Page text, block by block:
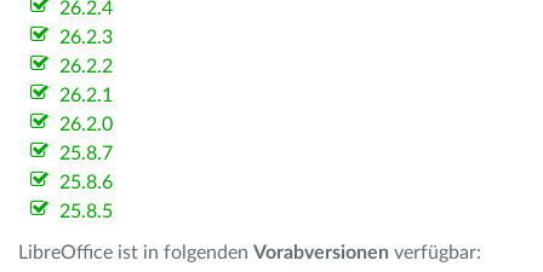
26.2.4
26.2.3
26.2.2
26.2.1
26.2.0
25.8.7
25.8.6
25.8.5
LibreOffice ist in folgenden Vorabversionen verfügbar: